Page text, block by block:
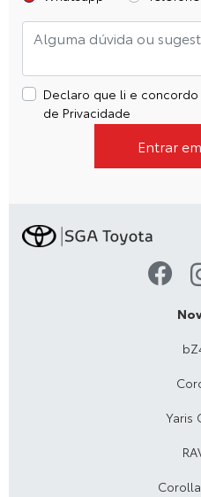
Declaro que li e
de Privacidade
Entrar
Yaris